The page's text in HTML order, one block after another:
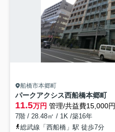
船橋市本郷町
パークアクシス西船橋本郷町
11.5万円 管理/共益費15,000円
7階 / 28.48㎡ / 1K /築16年
総武線「西船橋」駅 徒歩7分